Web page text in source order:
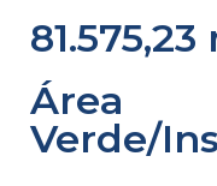
81.575,23
Área
Verde/